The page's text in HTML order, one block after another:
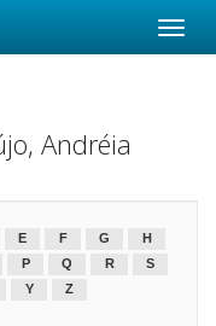
Andréia
E F G
H
P Q R
S
Y Z